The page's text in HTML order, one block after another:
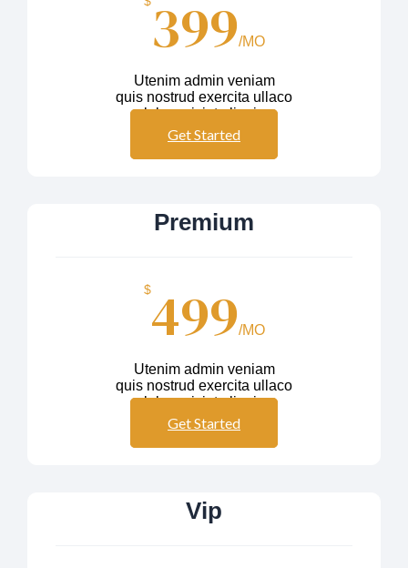
399/MO
Utenim admin veniam
quis nostrud exercita ullaco
labos nisiut aliquip
Get Started
Premium
$499/MO
Utenim admin veniam
quis nostrud exercita ullaco
labos nisiut aliquip
Get Started
Vip